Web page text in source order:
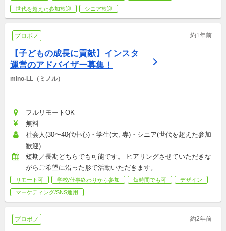
世代を超えた参加歓迎
シニア歓迎
プロボノ 約1年前
【子どもの成長に貢献】インスタ
運営のアドバイザー募集！
mino-LL（ミノル）
フルリモートOK
無料
社会人(30〜40代中心)・学生(大, 専)・シニア(世代を超えた参加
歓迎)
短期／長期どちらでも可能です。 ヒアリングさせていただきな
がらご希望に沿った形で活動いただきます。
リモート可 学校/仕事終わりから参加 短時間でも可
デザイン
マーケティング/SNS運用
プロボノ 約2年前